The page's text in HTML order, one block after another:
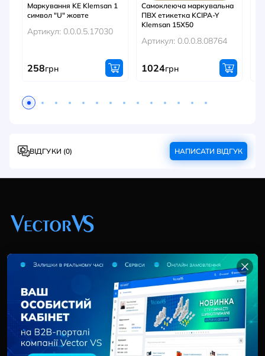
Маркування KE Klemsan 1
символ "U" жовте
Артикул: 0.0.0.5.17030
258грн
Самоклеюча маркувальна
ПВХ етикетка KCIPA-Y
Klemsan 15X50
Артикул: 0.0.0.8.08764
1024грн
ВІДГУКИ (0) НАПИСАТИ ВІДГУК
+38 (044) 369 51 57
02095, Україна, м. Київ, вул. Трускавецька, 10-В, оф.
info@vector-vs.com